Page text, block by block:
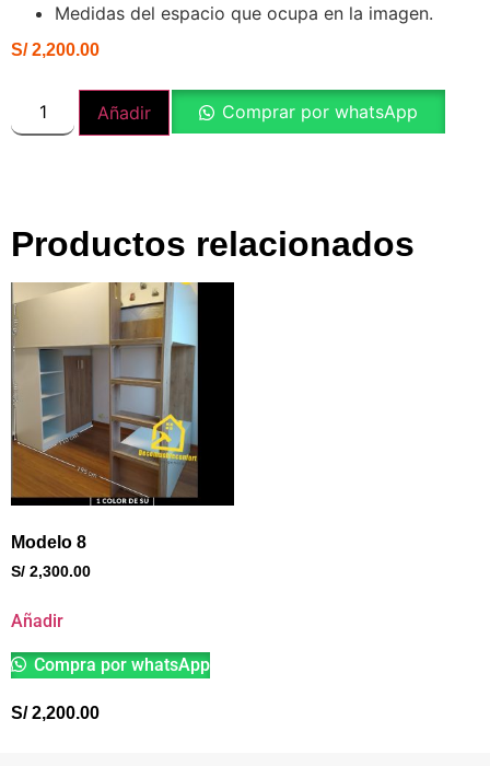
Medidas del espacio que ocupa en la imagen.
S/2,200.00
Añadir Comprar por whatsApp
Productos relacionados
Modelo 8
S/ 2,300.00
Añadir
Compra por whatsApp
S/2,200.00